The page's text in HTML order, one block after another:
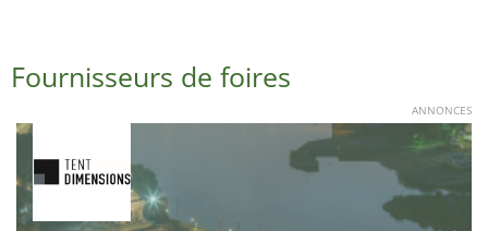
Fournisseurs de foires
ANNONCES